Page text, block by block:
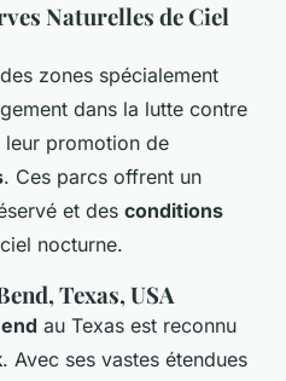
Naturelles de Ciel
zones spécialement
dans la lutte contre
leur promotion de
. Ces parcs offrent un
et des conditions
nocturne.
Texas, USA
au Texas est reconnu
. Avec ses vastes étendues